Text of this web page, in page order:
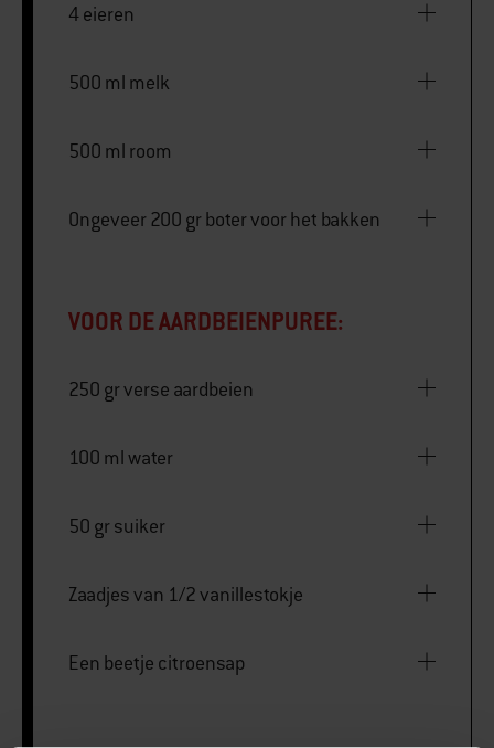
4 eieren
500 ml melk
500 ml room
Ongeveer 200 gr boter voor het bakken
VOOR DE AARDBEIENPUREE:
250 gr verse aardbeien
100 ml water
50 gr suiker
Zaadjes van 1/2 vanillestokje
Een beetje citroensap